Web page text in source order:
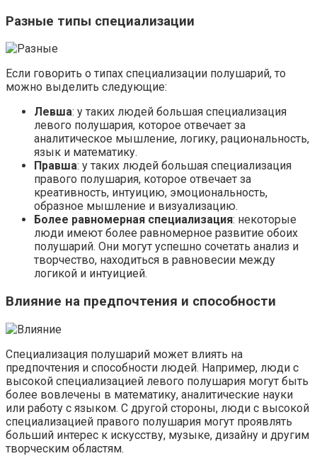
Разные типы специализации
Если говорить о типах специализации полушарий, то
можно выделить следующие:
Левша: у таких людей большая специализация
левого полушария, которое отвечает за
аналитическое мышление, логику, рациональность,
язык и математику.
Правша: у таких людей большая специализация
правого полушария, которое отвечает за
креативность, интуицию, эмоциональность,
образное мышление и визуализацию.
Более равномерная специализация: некоторые
люди имеют более равномерное развитие обоих
полушарий. Они могут успешно сочетать анализ и
творчество, находиться в равновесии между
логикой и интуицией.
Влияние на предпочтения и способности
Специализация полушарий может влиять на
предпочтения и способности людей. Например, люди с
высокой специализацией левого полушария могут быть
более вовлечены в математику, аналитические науки
или работу с языком. С другой стороны, люди с высокой
специализацией правого полушария могут проявлять
больший интерес к искусству, музыке, дизайну и другим
творческим областям.